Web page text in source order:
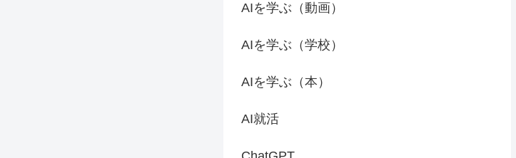
AIを学ぶ（動画）
AIを学ぶ（学校）
AIを学ぶ（本）
AI就活